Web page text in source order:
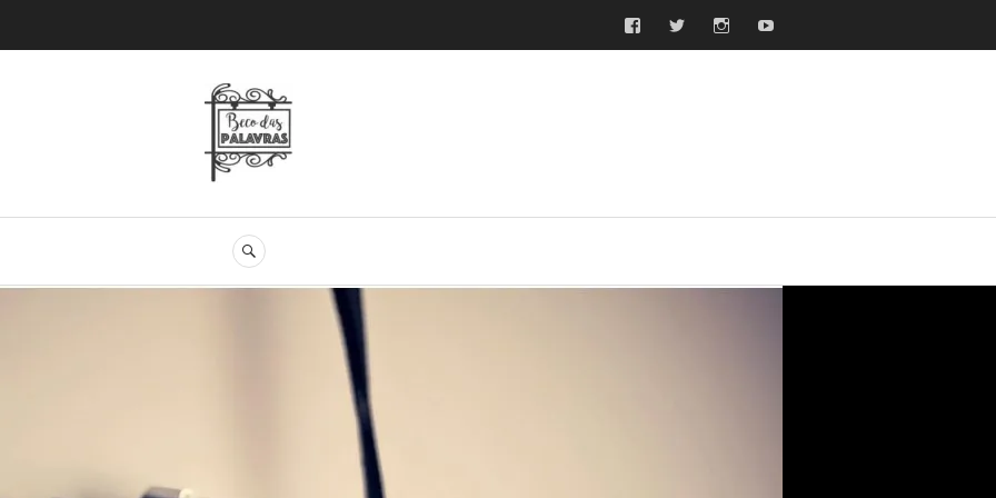
FacebookTwitterInstagram
Beco das Palavras
SEARCH